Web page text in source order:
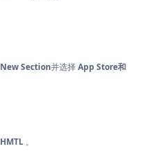
New Section并选择App Store和
HMTL 。